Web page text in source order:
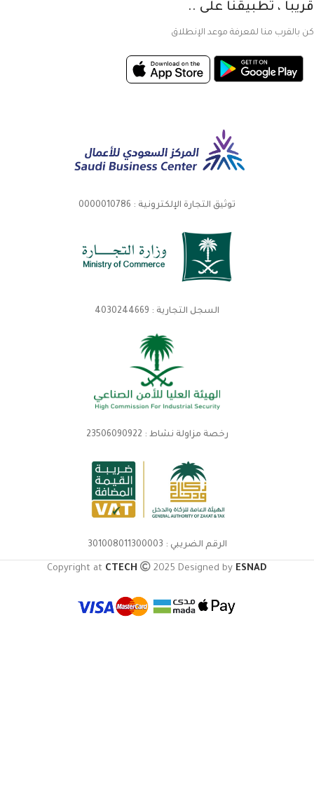
قريباً ، تطبيقنا على ..
كن بالقرب منا لمعرفة موعد الإنطلاق
توثيق التجارة الإلكترونية : 0000010786
السجل التجارية : 4030244669
رخصة مزاولة نشاط : 23506090922
الرقم الضريبي : 301008011300003
Copyright at CTECH 2025 Designed by ESNAD